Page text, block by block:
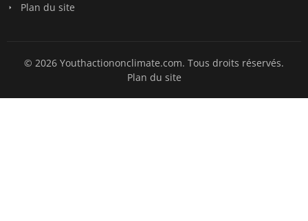
Plan du site
© 2026 Youthactiononclimate.com. Tous droits réservés.
Plan du site